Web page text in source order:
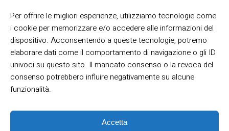
Per offrire le migliori esperienze, utilizziamo tecnologie come
i cookie per memorizzare e/o accedere alle informazioni del
dispositivo. Acconsentendo a queste tecnologie, potremo
elaborare dati come il comportamento di navigazione o gli ID
univoci su questo sito. Il mancato consenso o la revoca del
consenso potrebbero influire negativamente su alcune
funzionalità.
Accetta